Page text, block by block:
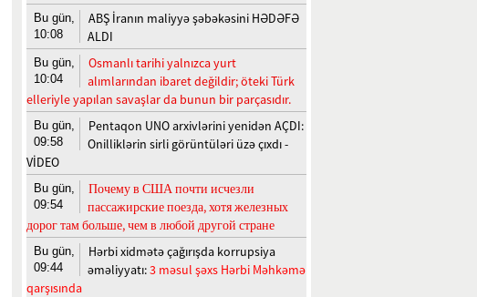
Bu gün,
10:08
ABŞ İranın maliyyə şəbəkəsini HƏDƏFƏ
ALDI
Bu gün,
10:04
Osmanlı tarihi yalnızca yurt
alımlarından ibaret değildir; öteki Türk
elleriyle yapılan savaşlar da bunun bir parçasıdır.
Bu gün,
09:58
Pentaqon UNO arxivlərini yenidən AÇDI:
Onilliklərin sirli görüntüləri üzə çıxdı -
VİDEO
Bu gün,
09:54
Почему в США почти исчезли
пассажирские поезда, хотя железных
дорог там больше, чем в любой другой стране
Bu gün,
09:44
Hərbi xidmətə çağırışda korrupsiya
əməliyyatı:3 məsul şəxs Hərbi Məhkəmə
qarşısında